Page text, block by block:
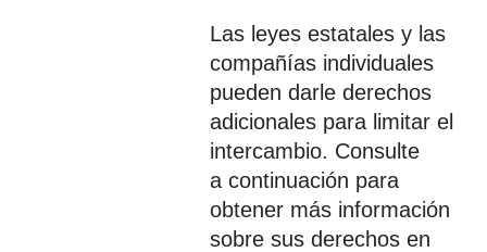
Las leyes estatales y las
compañías individuales
pueden darle derechos
adicionales para limitar el
intercambio. Consulte
a continuación para
obtener más información
sobre sus derechos en